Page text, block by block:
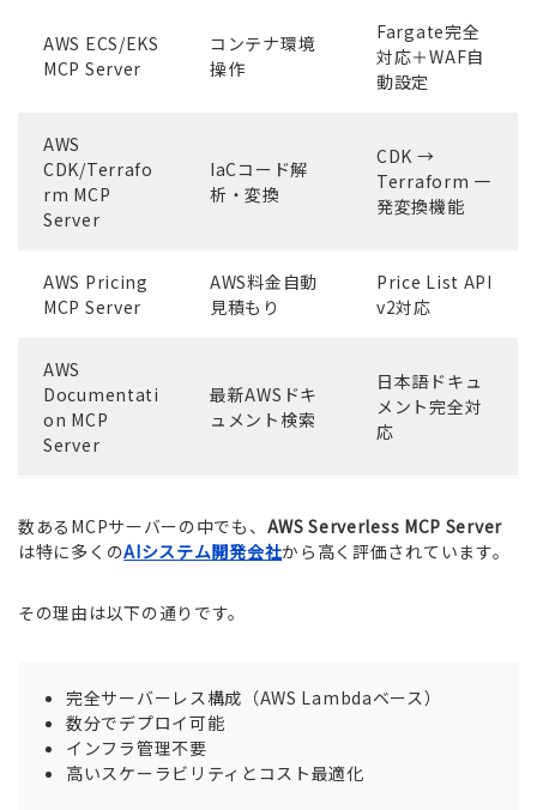
AWS ECS/EKS
MCP Server
コンテナ環境
操作
Fargate完全
対応＋WAF自
動設定
AWS
CDK/Terrafo
rm MCP
Server
IaCコード解
析・変換
CDK →
Terraform 一
発変換機能
AWS Pricing
MCP Server
AWS料金自動
見積もり
Price List API
v2対応
AWS
Documentati
on MCP
Server
最新AWSドキ
ュメント検索
日本語ドキュ
メント完全対
応
数あるMCPサーバーの中でも、 AWS Serverless MCP Server
は特に多くのAIシステム開発会社から高く評価されています。
その理由は以下の通りです。
完全サーバーレス構成（AWS Lambdaベース）
数分でデプロイ可能
インフラ管理不要
高いスケーラビリティとコスト最適化